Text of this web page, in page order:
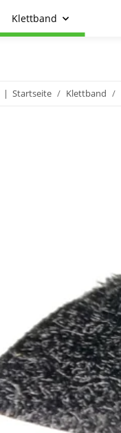
Klettband
Startseite Klettband